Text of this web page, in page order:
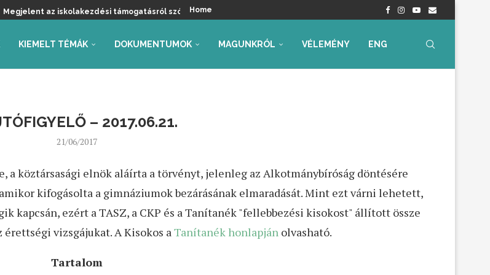
Home
KIEMELT TÉMÁK DOKUMENTUMOK MAGUNKRÓL VÉLEMÉNY ENG
– 2017.06.21.
21/06/2017
a köztársasági elnök aláírta a törvényt, jelenleg az Alkotmánybíróság döntésére
kifogásolta a gimnáziumok bezárásának elmaradását. Mint ezt várni lehetett,
kapcsán, ezért a TASZ, a CKP és a Tanítanék "fellebbezési kisokost" állított össze
vizsgájukat. A Kisokos aTanítanék honlapján olvasható.
Tartalom